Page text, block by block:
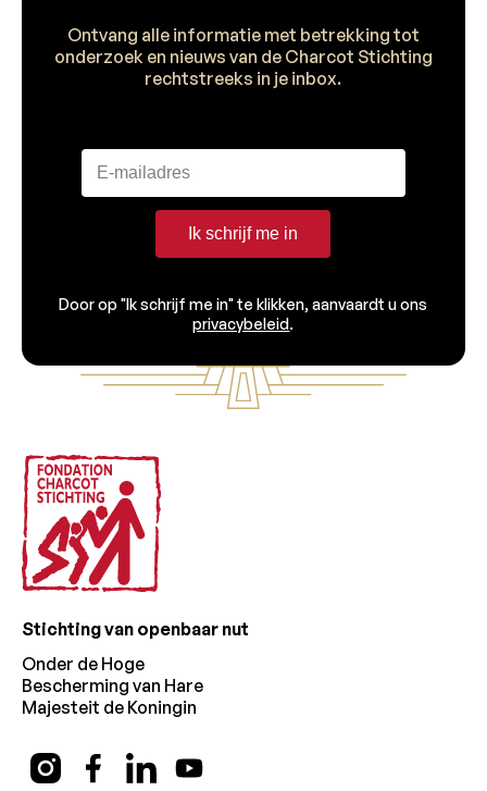
Ontvang alle informatie met betrekking tot
onderzoek en nieuws van de Charcot Stichting
rechtstreeks in je inbox.
Ik schrijf me in
Door op "Ik schrijf me in" te klikken, aanvaardt u ons
privacybeleid.
Voettekst
Stichting van openbaar nut
Onder de Hoge
Bescherming van Hare
Majesteit de Koningin